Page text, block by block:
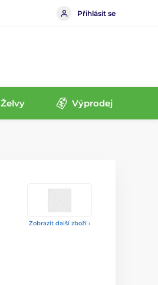
Přihlásit se
Želvy Výprodej
Zobrazit další zboží ›